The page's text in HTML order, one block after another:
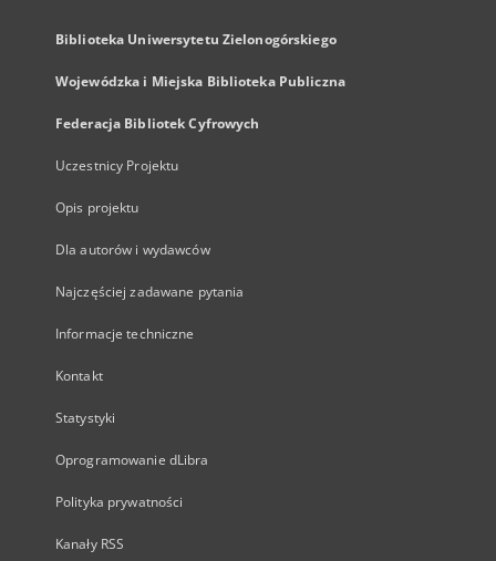
Biblioteka Uniwersytetu Zielonogórskiego
Wojewódzka i Miejska Biblioteka Publiczna
Federacja Bibliotek Cyfrowych
Uczestnicy Projektu
Opis projektu
Dla autorów i wydawców
Najczęściej zadawane pytania
Informacje techniczne
Kontakt
Statystyki
Oprogramowanie dLibra
Polityka prywatności
Kanały RSS